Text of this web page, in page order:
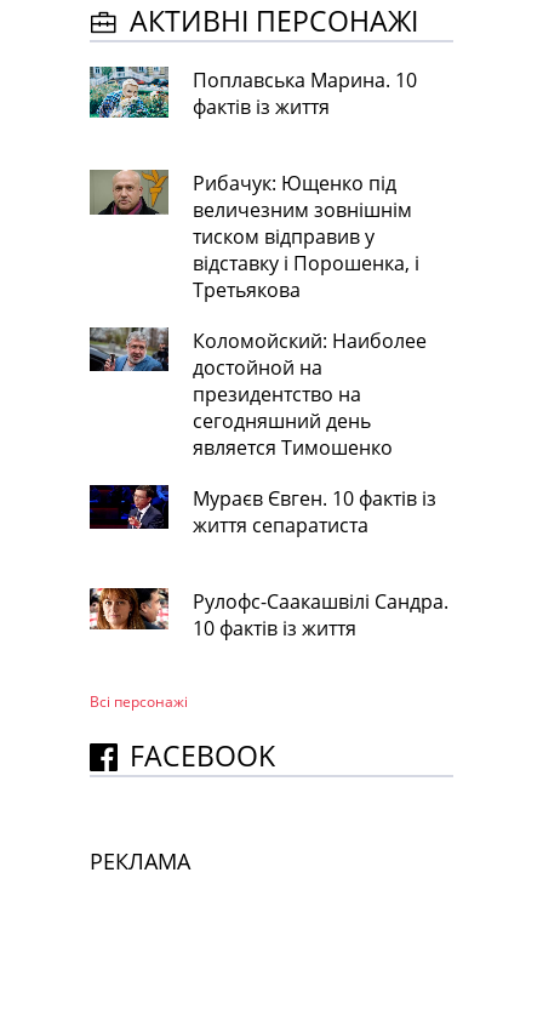
АКТИВНІ ПЕРСОНАЖІ
Поплавська Марина. 10
фактів із життя
Рибачук: Ющенко під
величезним зовнішнім
тиском відправив у
відставку і Порошенка, і
Третьякова
Коломойский: Наиболее
достойной на
президентство на
сегодняшний день
является Тимошенко
Мураєв Євген. 10 фактів із
життя сепаратиста
Рулофс-Саакашвілі Сандра.
10 фактів із життя
Всі персонажi
FACEBOOK
РЕКЛАМА